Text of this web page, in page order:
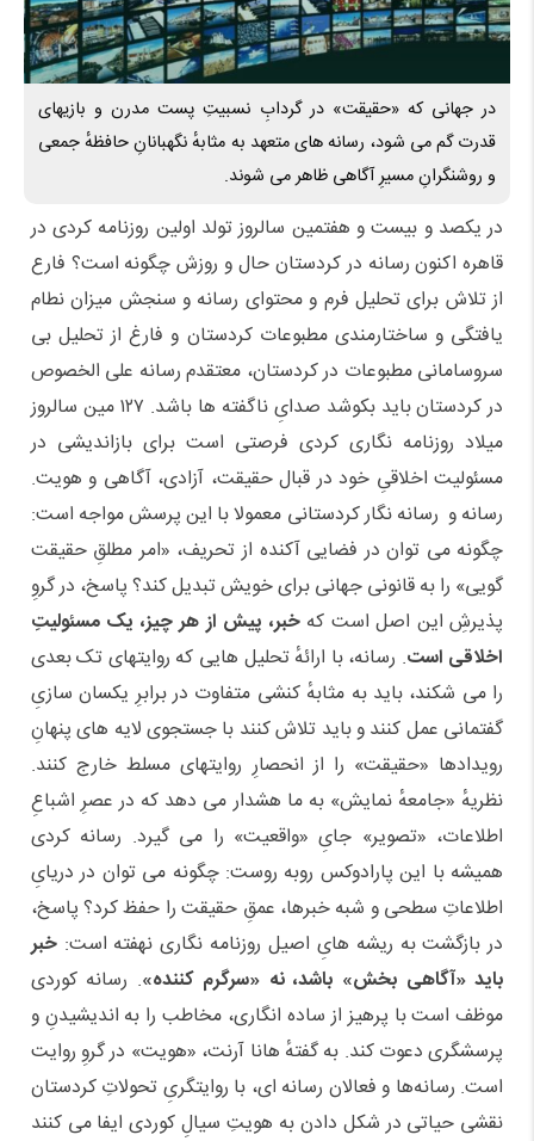
در جهانی که «حقیقت» در گردابِ نسبیتِ پست مدرن و بازیهای
قدرت گم می شود، رسانه های متعهد به مثابهٔ نگهبانانِ حافظهٔ جمعی
و روشنگرانِ مسیرِ آگاهی ظاهر می شوند.
در یکصد و بیست و هفتمین سالروز تولد اولین روزنامه کردی در
قاهره اکنون رسانه در کردستان حال و روزش چگونه است؟ فارع
از تلاش برای تحلیل فرم و محتوای رسانه و سنجش میزان نطام
یافتگی و ساختارمندی مطبوعات کردستان و فارغ از تحلیل بی
سروسامانی مطبوعات در کردستان، معتقدم رسانه علی الخصوص
در کردستان باید بکوشد صدایِ ناگفته ها باشد. ۱۲۷ مین سالروز
میلاد روزنامه نگاری کردی فرصتی است برای بازاندیشی در
مسئولیت اخلاقیِ خود در قبال حقیقت، آزادی، آگاهی و هویت.
رسانه و رسانه نگار کردستانی معمولا با این پرسش مواجه است:
چگونه می توان در فضایی آکنده از تحریف، «امر مطلقِ حقیقت
گویی» را به قانونی جهانی برای خویش تبدیل کند؟ پاسخ، در گروِ
پذیرشِ این اصل است کهخبر، پیش از هر چیز، یک مسئولیتِ
اخلاقی است. رسانه، با ارائهٔ تحلیل هایی که روایتهای تک بعدی
را می شکند، باید به مثابهٔ کنشی متفاوت در برابرِ یکسان سازیِ
گفتمانی عمل کنند و باید تلاش کنند با جستجوی لایه های پنهانِ
رویدادها «حقیقت» را از انحصارِ روایتهای مسلط خارج کنند.
نظریهٔ «جامعهٔ نمایش» به ما هشدار می دهد که در عصرِ اشباعِ
اطلاعات، «تصویر» جایِ «واقعیت» را می گیرد. رسانە کردی
همیشه با این پارادوکس روبه روست: چگونه می توان در دریایِ
اطلاعاتِ سطحی و شبه خبرها، عمقِ حقیقت را حفظ کرد؟ پاسخ،
در بازگشت به ریشه هایِ اصیل روزنامه نگاری نهفته است:خبر
باید «آگاهی بخش» باشد، نه «سرگرم کننده». رسانه کوردی
موظف است با پرهیز از ساده انگاری، مخاطب را به اندیشیدنِ و
پرسشگری دعوت کند. به گفتهٔ هانا آرنت، «هویت» در گروِ روایت
است. رسانەها و فعالان رسانه ای، با روایتگریِ تحولاتِ کردستان
نقشی حیاتی در شکل دادن به هویتِ سیالِ کوردی ایفا می کنند